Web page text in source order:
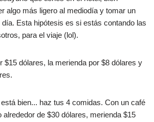
algo más ligero al mediodía y tomar un
Esta hipótesis es si estás contando las
para el viaje (lol).
$15 dólares, la merienda por $8 dólares y
bien... haz tus 4 comidas. Con un café
alrededor de $30 dólares, merienda $15